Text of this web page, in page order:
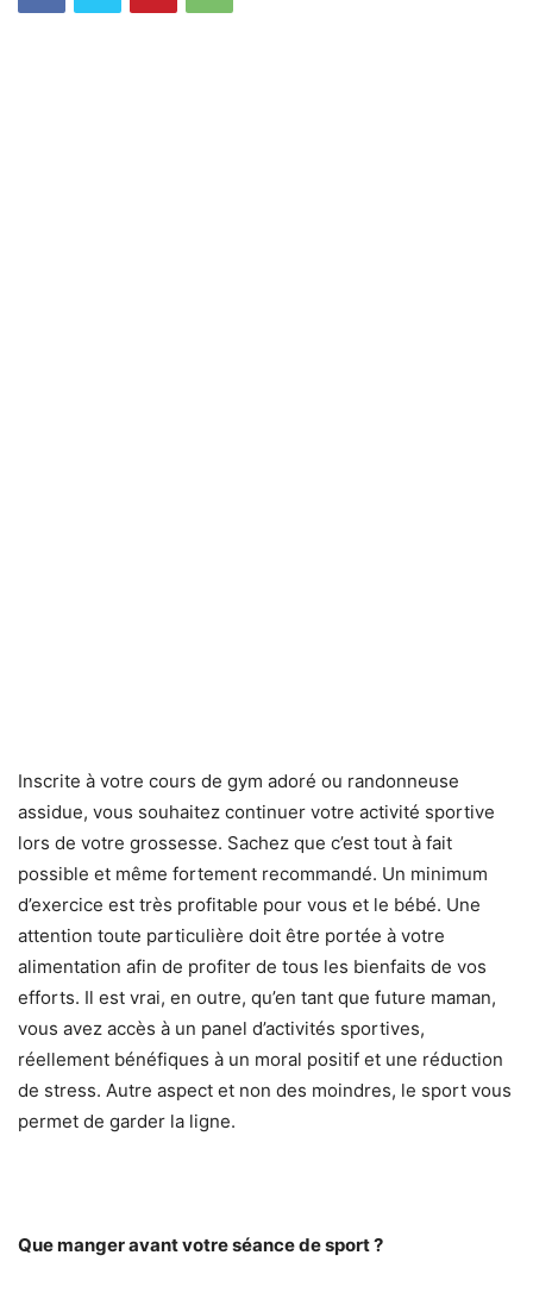
Inscrite à votre cours de gym adoré ou randonneuse
assidue, vous souhaitez continuer votre activité sportive
lors de votre grossesse. Sachez que c’est tout à fait
possible et même fortement recommandé. Un minimum
d’exercice est très profitable pour vous et le bébé. Une
attention toute particulière doit être portée à votre
alimentation afin de profiter de tous les bienfaits de vos
efforts. Il est vrai, en outre, qu’en tant que future maman,
vous avez accès à un panel d’activités sportives,
réellement bénéfiques à un moral positif et une réduction
de stress. Autre aspect et non des moindres, le sport vous
permet de garder la ligne.
Que manger avant votre séance de sport ?